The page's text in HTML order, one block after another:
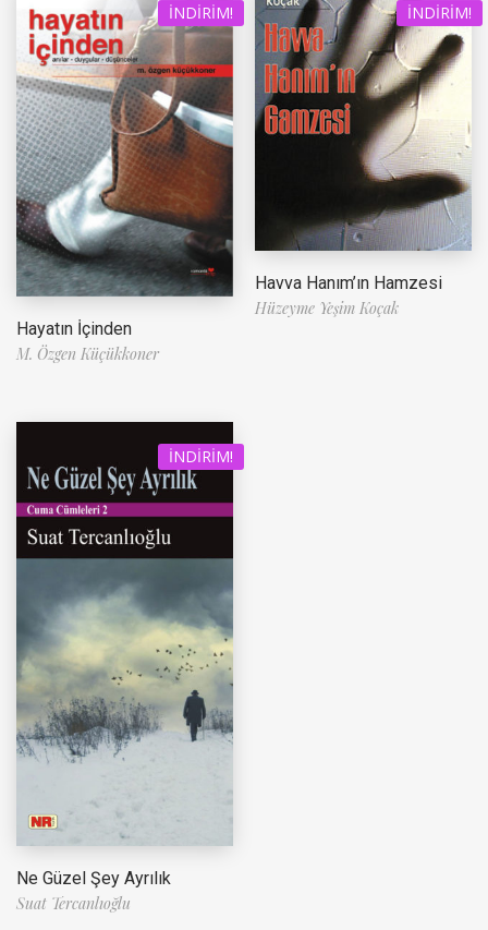
İNDIRIM!
Hayatın İçinden
M. Özgen Küçükkoner
İNDIRIM!
Havva Hanım’ın Hamzesi
Hüzeyme Yeşim Koçak
İNDIRIM!
Ne Güzel Şey Ayrılık
Suat Tercanlıoğlu